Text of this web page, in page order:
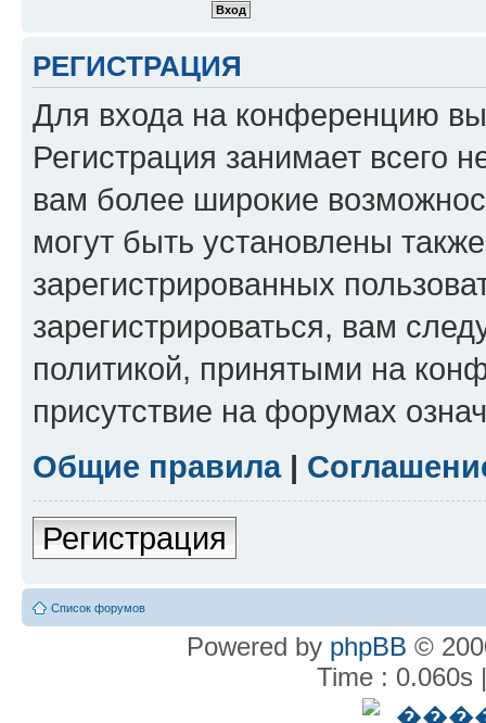
РЕГИСТРАЦИЯ
Для входа на конференцию
Регистрация занимает всего
вам более широкие
могут быть установлены
зарегистрированных
зарегистрироваться, вам
политикой, принятыми на
присутствие на форумах
Общие правила|
Регистрация
Список форумов
Powered by phpBB ©
Time : 0.060s